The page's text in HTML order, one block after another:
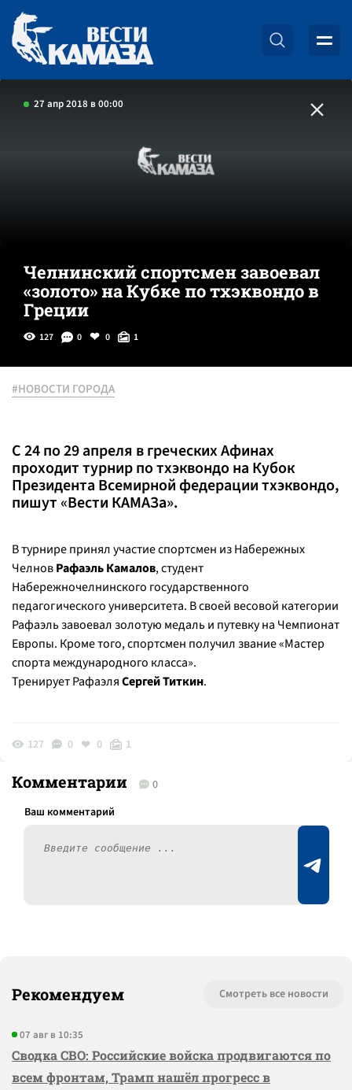
27 апр 2018 в 00:00
Челнинский спортсмен завоевал
«золото» на Кубке по тхэквондо в
Греции
127 0 0 1
#НОВОСТИ ГОРОДА
С 24 по 29 апреля в греческих Афинах
проходит турнир по тхэквондо на Кубок
Президента Всемирной федерации тхэквондо,
пишут «Вести КАМАЗа».
В турнире принял участие спортсмен из Набережных
ЧелновРафаэль Камалов, студент
Набережночелнинского государственного
педагогического университета. В своей весовой категории
Рафаэль завоевал золотую медаль и путевку на Чемпионат
Европы. Кроме того, спортсмен получил звание «Мастер
спорта международного класса».
Тренирует РафаэляСергей Титкин.
127 0 0 1
Комментарии 0
Рекомендуем Смотреть все новости
07 авг в 10:35
Сводка СВО: Российские войска продвигаются по
всем фронтам, Трамп нашёл прогресс в